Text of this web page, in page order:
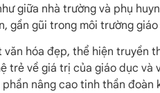
giữa nhà trường và phụ
gần gũi trong môi trường
văn hóa đẹp, thể hiện truyền
trẻ về giá trị của giáo dục và
nâng cao tinh thần